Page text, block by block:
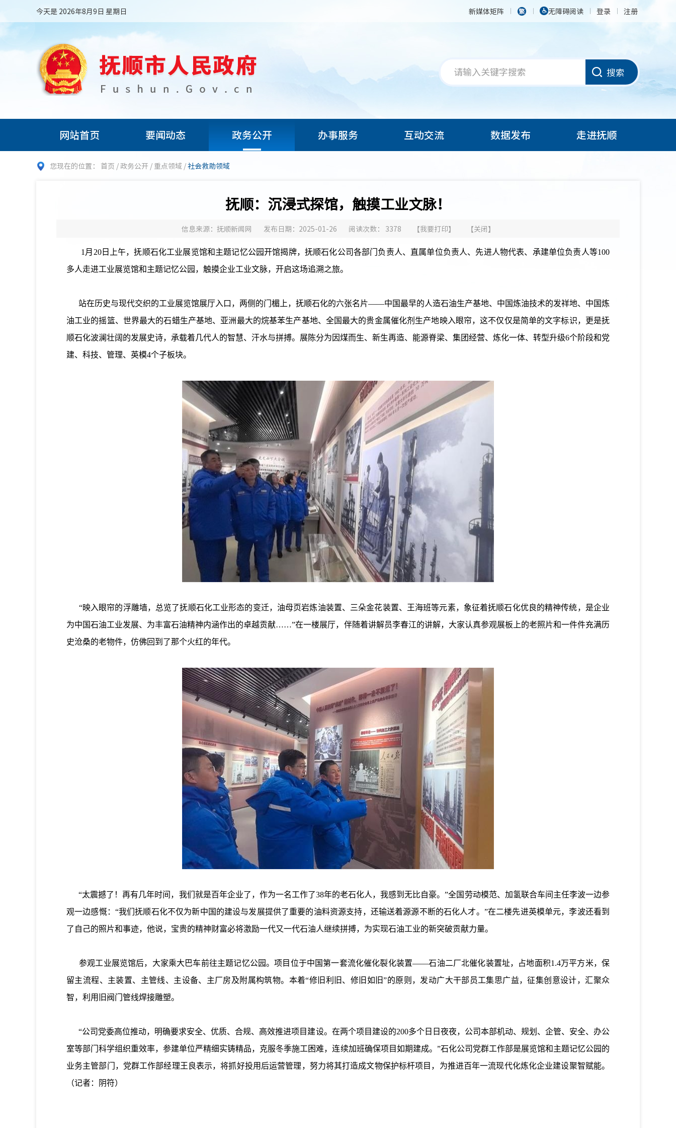
今天是 2026年8月9日 星期日 新媒体矩阵 无障碍阅读 登录 注册
搜索
网站首页 要闻动态 政务公开 办事服务 互动交流 数据发布 走进抚顺
您现在的位置： 首页 /政务公开 / 重点领域 /社会救助领域
抚顺：沉浸式探馆，触摸工业文脉！
信息来源：抚顺新闻网 发布日期：2025-01-26 阅读次数： 3378 【我要打印】 【关闭】
1月20日上午，抚顺石化工业展览馆和主题记忆公园开馆揭牌，抚顺石化公司各部门负责人、直属单位负责人、先进人物代表、承建单位负责人等100
多人走进工业展览馆和主题记忆公园，触摸企业工业文脉，开启这场追溯之旅。
站在历史与现代交织的工业展览馆展厅入口，两侧的门楣上，抚顺石化的六张名片——中国最早的人造石油生产基地、中国炼油技术的发祥地、中国炼
油工业的摇篮、世界最大的石蜡生产基地、亚洲最大的烷基苯生产基地、全国最大的贵金属催化剂生产地映入眼帘，这不仅仅是简单的文字标识，更是抚
顺石化波澜壮阔的发展史诗，承载着几代人的智慧、汗水与拼搏。展陈分为因煤而生、新生再造、能源脊梁、集团经营、炼化一体、转型升级6个阶段和党
建、科技、管理、英模4个子板块。
“映入眼帘的浮雕墙，总览了抚顺石化工业形态的变迁，油母页岩炼油装置、三朵金花装置、王海班等元素，象征着抚顺石化优良的精神传统，是企业
为中国石油工业发展、为丰富石油精神内涵作出的卓越贡献……”在一楼展厅，伴随着讲解员李春江的讲解，大家认真参观展板上的老照片和一件件充满历
史沧桑的老物件，仿佛回到了那个火红的年代。
“太震撼了！再有几年时间，我们就是百年企业了，作为一名工作了38年的老石化人，我感到无比自豪。”全国劳动模范、加氢联合车间主任李波一边参
观一边感慨：“我们抚顺石化不仅为新中国的建设与发展提供了重要的油料资源支持，还输送着源源不断的石化人才。”在二楼先进英模单元，李波还看到
了自己的照片和事迹，他说，宝贵的精神财富必将激励一代又一代石油人继续拼搏，为实现石油工业的新突破贡献力量。
参观工业展览馆后，大家乘大巴车前往主题记忆公园。项目位于中国第一套流化催化裂化装置——石油二厂北催化装置址，占地面积1.4万平方米，保
留主流程、主装置、主管线、主设备、主厂房及附属构筑物。本着“修旧利旧、修旧如旧”的原则，发动广大干部员工集思广益，征集创意设计，汇聚众
智，利用旧阀门管线焊接雕塑。
“公司党委高位推动，明确要求安全、优质、合规、高效推进项目建设。在两个项目建设的200多个日日夜夜，公司本部机动、规划、企管、安全、办公
室等部门科学组织重效率，参建单位严精细实铸精品，克服冬季施工困难，连续加班确保项目如期建成。”石化公司党群工作部是展览馆和主题记忆公园的
业务主管部门，党群工作部经理王良表示，将抓好投用后运营管理，努力将其打造成文物保护标杆项目，为推进百年一流现代化炼化企业建设聚智赋能。
（记者：阴符）